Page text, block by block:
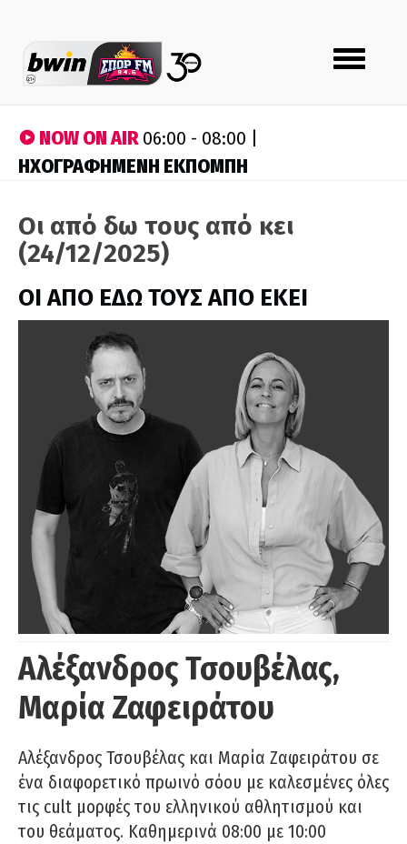
Toggle
navigation
NOW ON AIR06:00 - 08:00 |
ΗΧΟΓΡΑΦΗΜΕΝΗ ΕΚΠΟΜΠΗ
Οι από δω τους από κει
(24/12/2025)
ΟΙ ΑΠΟ ΕΔΩ ΤΟΥΣ ΑΠΟ ΕΚΕΙ
Αλέξανδρος Τσουβέλας,
Μαρία Ζαφειράτου
Αλέξανδρος Τσουβέλας και Μαρία Ζαφειράτου σε
ένα διαφορετικό πρωινό σόου με καλεσμένες όλες
τις cult μορφές του ελληνικού αθλητισμού και
του θεάματος. Καθημερινά 08:00 με 10:00